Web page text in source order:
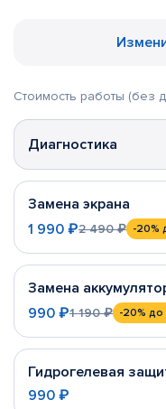
Стоимость работы (без
Диагностика
Замена экрана
1 990 ₽2 490 ₽ -20%
Замена
990 ₽1 190 ₽ -20% до
Гидрогелевая
990 ₽